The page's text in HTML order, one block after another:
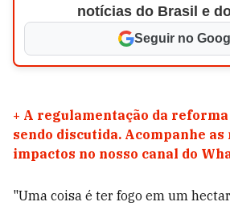
notícias do Brasil e
Seguir no
+ A regulamentação da
sendo discutida. Acompanhe as
impactos no nosso canal do
"Uma coisa é ter fogo em um